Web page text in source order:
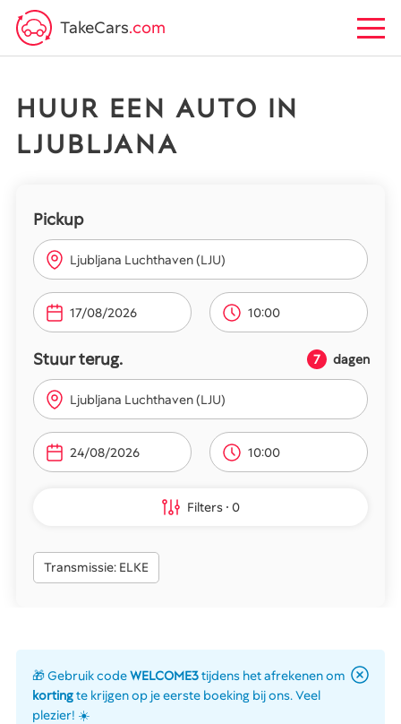
TakeCars.com
HUUR EEN AUTO IN
LJUBLJANA
Pickup
Ljubljana Luchthaven (LJU)
10:00
Stuur terug. 7 dagen
Ljubljana Luchthaven (LJU)
10:00
Filters 0
Transmissie: ELKE
🎁 Gebruik codeWELCOME3tijdens het afrekenen om
kortingte krijgen op je eerste boeking bij ons. Veel
plezier! ☀️